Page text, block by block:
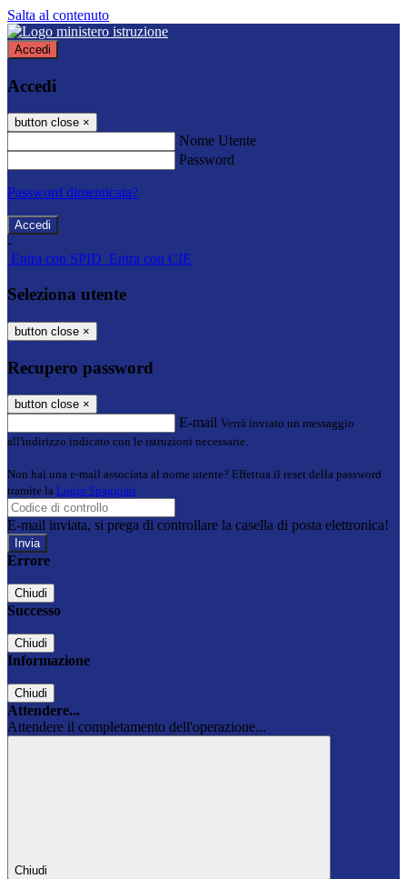
Salta al contenuto
Accedi
Accedi
button close ×
Nome Utente
Password
Password dimenticata?
-
Entra con SPID Entra con CIE
Seleziona utente
button close ×
Recupero password
button close ×
E-mail Verrà inviato un messaggio
all'indirizzo indicato con le istruzioni necessarie.
Non hai una e-mail associata al nome utente? Effettua il reset della password
tramite la Login Spaggiari
E-mail inviata, si prega di controllare la casella di posta elettronica!
Errore
Chiudi
Successo
Chiudi
Informazione
Chiudi
Attendere...
Attendere il completamento dell'operazione...
Chiudi